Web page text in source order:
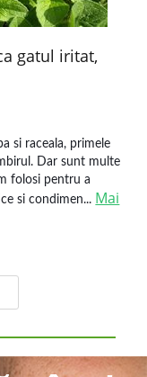
gatul iritat,
si raceala, primele
Dar sunt multe
folosi pentru a
si condimen... Mai